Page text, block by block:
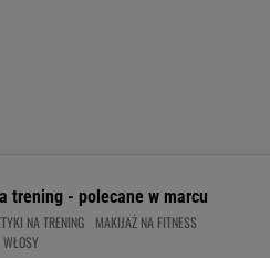
trening - polecane w marcu
NA TRENING
MAKIJAŻ NA FITNESS
WŁOSY